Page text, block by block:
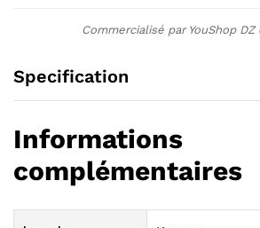
Commercialisé par YouShop DZ
Specification
Informations
complémentaires